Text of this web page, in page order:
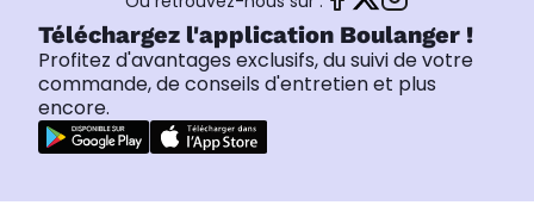
Téléchargez l'application Boulanger !
Profitez d'avantages exclusifs, du suivi de votre
commande, de conseils d'entretien et plus
encore.